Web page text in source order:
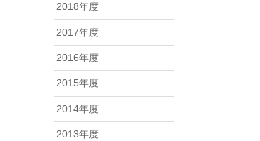
2018年度
2017年度
2016年度
2015年度
2014年度
2013年度